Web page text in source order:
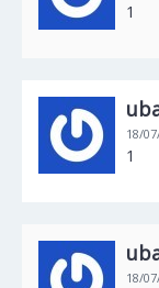
1
18/
1
18/